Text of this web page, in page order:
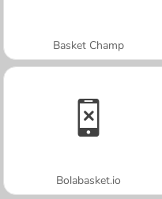
Basket Champ
Bolabasket.io